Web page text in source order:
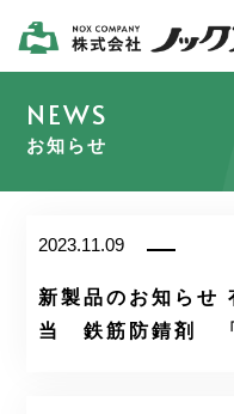
お知らせ
2023.11.09
新製品のお知らせ
当 鉄筋防錆剤 「